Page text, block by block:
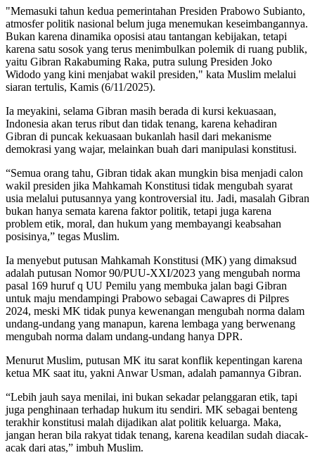
"Memasuki tahun kedua pemerintahan Presiden Prabowo Subianto,
atmosfer politik nasional belum juga menemukan keseimbangannya.
Bukan karena dinamika oposisi atau tantangan kebijakan, tetapi
karena satu sosok yang terus menimbulkan polemik di ruang publik,
yaitu Gibran Rakabuming Raka, putra sulung Presiden Joko
Widodo yang kini menjabat wakil presiden," kata Muslim melalui
siaran tertulis, Kamis (6/11/2025).
Ia meyakini, selama Gibran masih berada di kursi kekuasaan,
Indonesia akan terus ribut dan tidak tenang, karena kehadiran
Gibran di puncak kekuasaan bukanlah hasil dari mekanisme
demokrasi yang wajar, melainkan buah dari manipulasi konstitusi.
“Semua orang tahu, Gibran tidak akan mungkin bisa menjadi calon
wakil presiden jika Mahkamah Konstitusi tidak mengubah syarat
usia melalui putusannya yang kontroversial itu. Jadi, masalah Gibran
bukan hanya semata karena faktor politik, tetapi juga karena
problem etik, moral, dan hukum yang membayangi keabsahan
posisinya,” tegas Muslim.
Ia menyebut putusan Mahkamah Konstitusi (MK) yang dimaksud
adalah putusan Nomor 90/PUU-XXI/2023 yang mengubah norma
pasal 169 huruf q UU Pemilu yang membuka jalan bagi Gibran
untuk maju mendampingi Prabowo sebagai Cawapres di Pilpres
2024, meski MK tidak punya kewenangan mengubah norma dalam
undang-undang yang manapun, karena lembaga yang berwenang
mengubah norma dalam undang-undang hanya DPR.
Menurut Muslim, putusan MK itu sarat konflik kepentingan karena
ketua MK saat itu, yakni Anwar Usman, adalah pamannya Gibran.
“Lebih jauh saya menilai, ini bukan sekadar pelanggaran etik, tapi
juga penghinaan terhadap hukum itu sendiri. MK sebagai benteng
terakhir konstitusi malah dijadikan alat politik keluarga. Maka,
jangan heran bila rakyat tidak tenang, karena keadilan sudah diacak-
acak dari atas,” imbuh Muslim.